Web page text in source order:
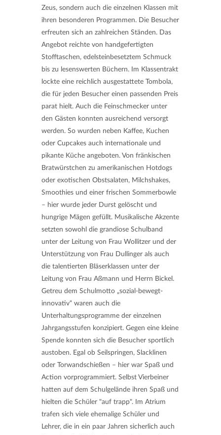
Zeus, sondern auch die einzelnen Klassen mit
ihren besonderen Programmen. Die Besucher
erfreuten sich an zahlreichen Ständen. Das
Angebot reichte von handgefertigten
Stofftaschen, edelsteinbesetztem Schmuck
bis zu lesenswerten Büchern. Im Klassentrakt
lockte eine reichlich ausgestattete Tombola,
die für jeden Besucher einen passenden Preis
parat hielt. Auch die Feinschmecker unter
den Gästen konnten ausreichend versorgt
werden. So wurden neben Kaffee, Kuchen
oder Cupcakes auch internationale und
pikante Küche angeboten. Von fränkischen
Bratwürstchen zu amerikanischen Hotdogs
oder exotischen Obstsalaten, Milchshakes,
Smoothies und einer frischen Sommerbowle
– hier wurde jeder Durst gelöscht und
hungrige Mägen gefüllt. Musikalische Akzente
setzten sowohl die grandiose Schulband
unter der Leitung von Frau Wollitzer und der
Unterstützung von Frau Dullinger als auch
die talentierten Bläserklassen unter der
Leitung von Frau Aßmann und Herrn Bickel.
Getreu dem Schulmotto „sozial-bewegt-
innovativ“ waren auch die
Unterhaltungsprogramme der einzelnen
Jahrgangsstufen konzipiert. Gegen eine kleine
Spende konnten sich die Besucher sportlich
austoben. Egal ob Seilspringen, Slacklinen
oder Torwandschießen – hier war Spaß und
Action vorprogrammiert. Selbst Vierbeiner
hatten auf dem Schulgelände ihren Spaß und
hielten die Schüler "auf trapp". Im Atrium
trafen sich viele ehemalige Schüler und
Lehrer, die in ein paar Jahren sicherlich auch